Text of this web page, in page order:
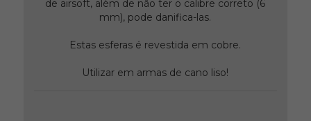
de airsoft, além de não ter o calibre correto (6
mm), pode danifica-las.
Estas esferas é revestida em cobre.
Utilizar em armas de cano liso!